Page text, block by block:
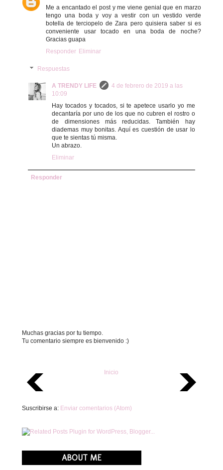
Me a encantado el post y me viene genial que en marzo
tengo una boda y voy a vestir con un vestido verde
botella de terciopelo de Zara pero quisiera saber si es
conveniente usar tocado en una boda de noche?
Gracias guapa
Responder Eliminar
Respuestas
A TRENDY LIFE
4 de febrero de 2019 a las
10:09
Hay tocados y tocados, si te apetece usarlo yo me
decantaría por uno de los que no cubren el rostro o
de dimensiones más reducidas. También hay
diademas muy bonitas. Aquí es cuestión de usar lo
que te sientas tú misma.
Un abrazo.
Eliminar
Responder
Muchas gracias por tu tiempo.
Tu comentario siempre es bienvenido :)
Inicio
Suscribirse a: Enviar comentarios (Atom)
ABOUT ME